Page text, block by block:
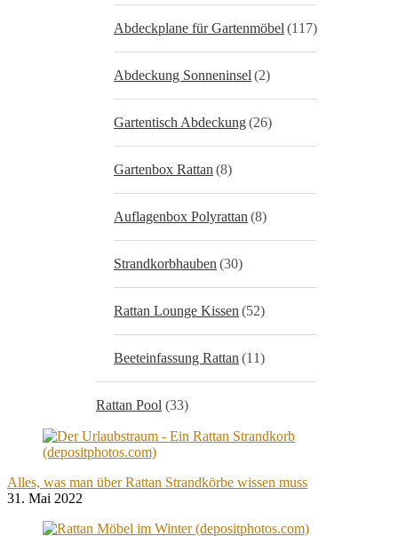
Abdeckplane für Gartenmöbel (117)
Abdeckung Sonneninsel (2)
Gartentisch Abdeckung(26)
Gartenbox Rattan (8)
Auflagenbox Polyrattan (8)
Strandkorbhauben (30)
Rattan Lounge Kissen (52)
Beeteinfassung Rattan (11)
Rattan Pool (33)
Alles, was man über Rattan Strandkörbe wissen muss
31. Mai 2022